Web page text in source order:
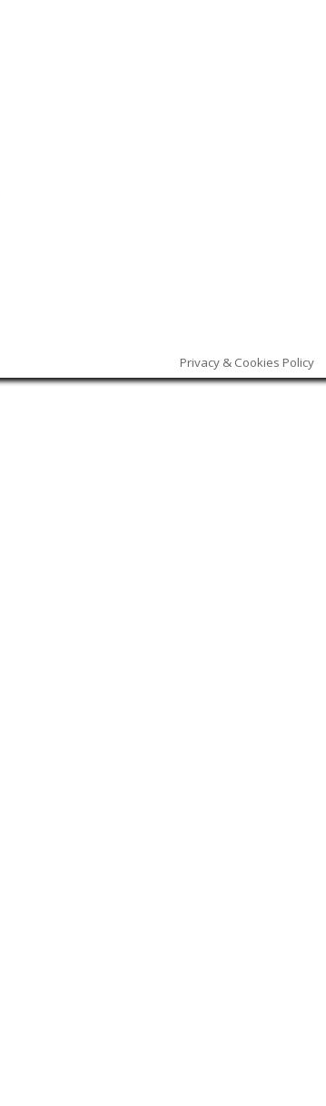
Privacy & Cookies Policy